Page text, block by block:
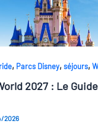
, Parcs Disney,séjours,
2027 : Le
2026